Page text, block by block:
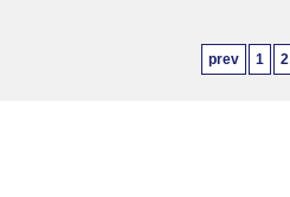
prev 1 2